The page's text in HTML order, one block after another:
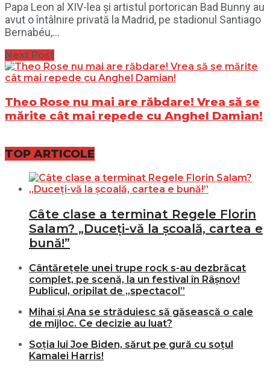
Papa Leon al XIV-lea și artistul portorican Bad Bunny au
avut o întâlnire privată la Madrid, pe stadionul Santiago
Bernabéu,...
Next Post
Theo Rose nu mai are răbdare! Vrea să se
mărite cât mai repede cu Anghel Damian!
TOP ARTICOLE
Câte clase a terminat Regele Florin
Salam? „Duceți-vă la școală, cartea e
bună!”
Cântărețele unei trupe rock s-au dezbrăcat
complet, pe scenă, la un festival în Râșnov!
Publicul, oripilat de „spectacol”
Mihai și Ana se străduiesc să găsească o cale
de mijloc. Ce decizie au luat?
Soția lui Joe Biden, sărut pe gură cu soțul
Kamalei Harris!